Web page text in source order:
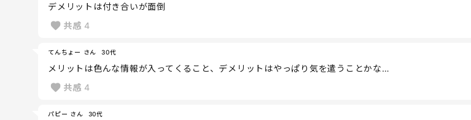
デメリットは付き合いが面倒
共感 4
てんちょー さん 30代
メリットは色んな情報が入ってくること、デメリットはやっぱり気を遣うことかな…
共感 4
パピー さん 30代